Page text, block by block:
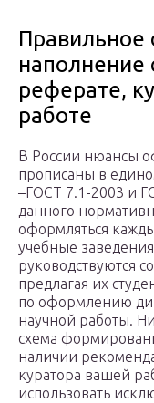
наполнение
реферате,
работе
В России нюансы
прописаны в
–ГОСТ 7.1-2003 и
данного
оформляться
учебные
руководствуются
предлагая их
по оформлению
научной работы.
схема
наличии
куратора вашей
использовать